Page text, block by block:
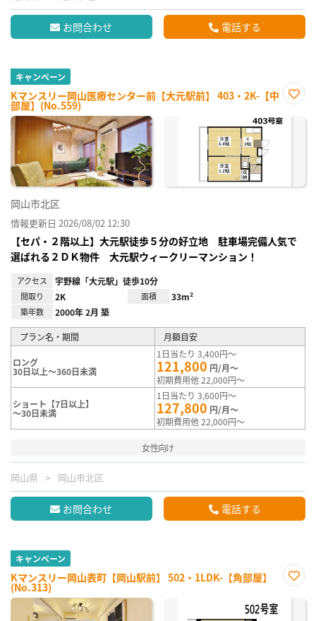
お問合わせ 電話する
キャンペーン
Kマンスリー岡山医療センター前【大元駅前】 403・2K-【中
部屋】(No.559)
に入
岡山市北区
情報更新日 2026/08/02 12:30
【セパ・２階以上】大元駅徒歩５分の好立地 駐車場完備人気で
選ばれる２ＤＫ物件 大元駅ウィークリーマンション！
アクセス 宇野線「大元駅」徒歩10分
間取り 2K 面積 33m²
築年数 2000年 2月 築
プラン名・期間 月額目安
ロング
30日以上～360日未満
1日当たり 3,400円～
121,800 円/月～
初期費用他 22,000円～
ショート【7日以上】
～30日未満
1日当たり 3,600円～
127,800 円/月～
初期費用他 22,000円～
女性向け
岡山県 岡山市北区
お問合わせ 電話する
キャンペーン
Kマンスリー岡山表町【岡山駅前】 502・1LDK-【角部屋】
(No.313)
に入